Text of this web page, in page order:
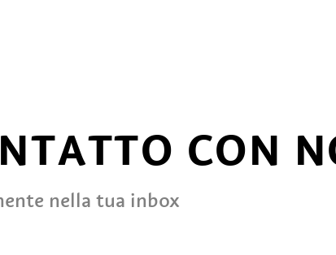
CON
nella tua inbox